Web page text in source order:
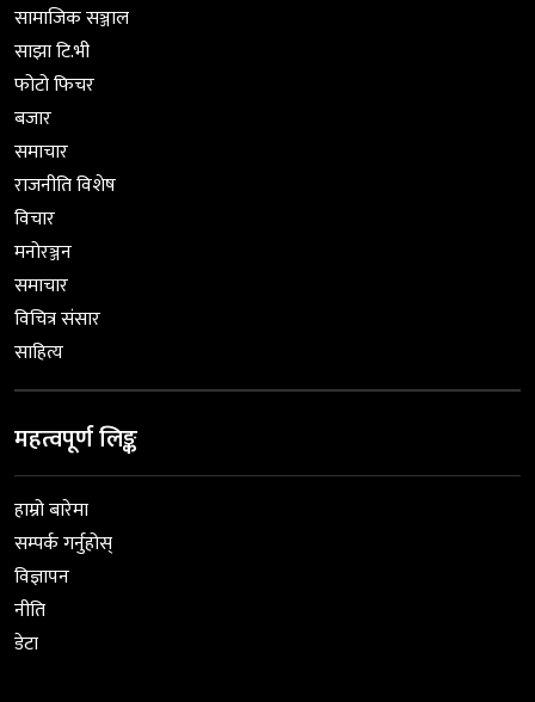
सामाजिक सञ्जाल
साझा टि.भी
फोटो फिचर
बजार
समाचार
राजनीति विशेष
विचार
मनोरञ्जन
समाचार
विचित्र संसार
साहित्य
महत्वपूर्ण लिङ्क
हाम्रो बारेमा
सम्पर्क गर्नुहोस्
विज्ञापन
नीति
डेटा